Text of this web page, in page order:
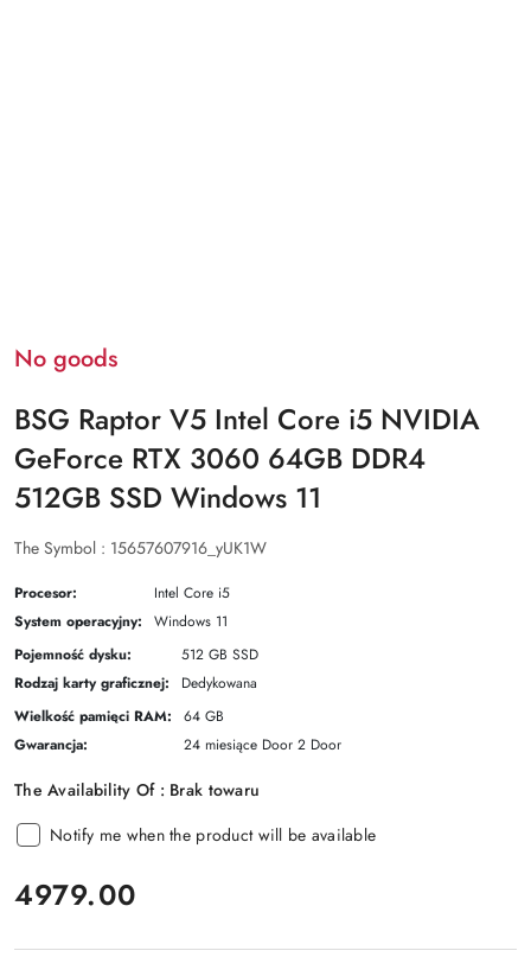
No goods
BSG Raptor V5 Intel Core i5 NVIDIA
GeForce RTX 3060 64GB DDR4
512GB SSD Windows 11
The Symbol : 15657607916_yUK1W
Procesor:
Intel Core i5
System operacyjny:
Windows 11
Pojemność dysku:
512 GB SSD
Rodzaj karty graficznej:
Dedykowana
Wielkość pamięci RAM:
64 GB
Gwarancja:
24 miesiące Door 2 Door
The Availability Of : Brak towaru
Notify me when the product will be available
price:
4979.00